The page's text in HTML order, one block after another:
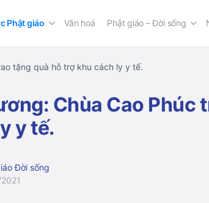
Phật giáo Văn hoá Phật giáo – Đời sống
tặng quà hỗ trợ khu cách ly y tế.
Chùa Cao Phúc
y tế.
Đời sống